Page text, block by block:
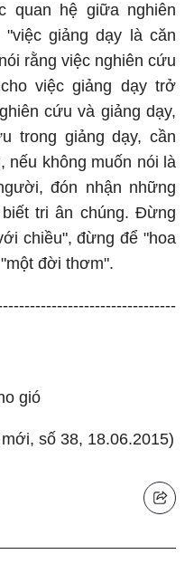
quan hệ giữa nghiên
giảng dạy là căn
rằng việc nghiên cứu
việc giảng dạy trở
cứu và giảng dạy,
trong giảng dạy, cần
nếu không muốn nói là
đón nhận những
tri ân chúng. Đừng
chiều", đừng để "hoa
đời thơm".
gió
số 38, 18.06.2015)